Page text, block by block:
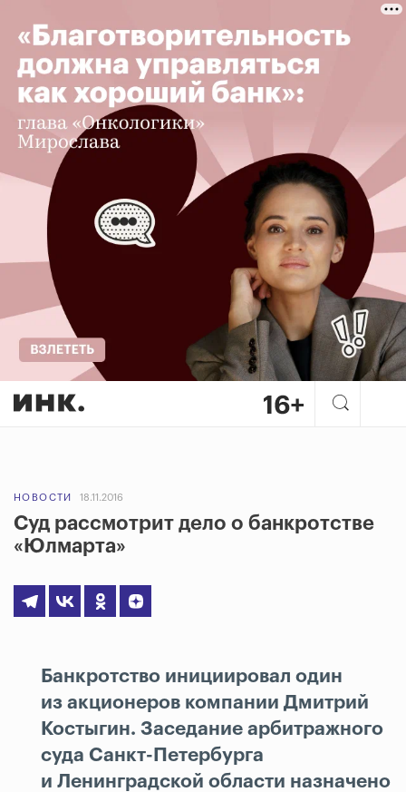
НОВОСТИ 18.11.2016
Суд рассмотрит дело о банкротстве
«Юлмарта»
Банкротство инициировал один
из акционеров компании Дмитрий
Костыгин. Заседание арбитражного
суда Санкт-Петербурга
и Ленинградской области назначено